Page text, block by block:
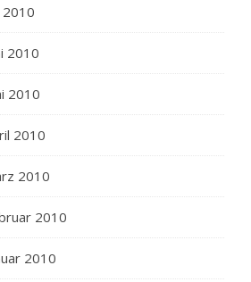
2010
2010
2010
2010
2010
2010
2010